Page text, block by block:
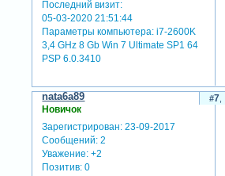
Последний визит:
05-03-2020 21:51:44
Параметры компьютера: i7-2600K
3,4 GHz 8 Gb Win 7 Ultimate SP1 64
PSP 6.0.3410
7
nata6a89
Новичок
Зарегистрирован: 23-09-2017
Сообщений: 2
Уважение: +2
Позитив: 0